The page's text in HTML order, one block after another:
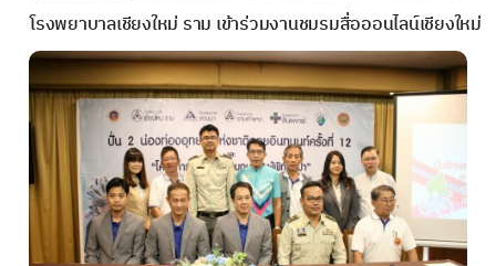
โรงพยาบาลเชียงใหม่ ราม เข้าร่วมงานชมรมสื่อออนไลน์เชียงใหม่